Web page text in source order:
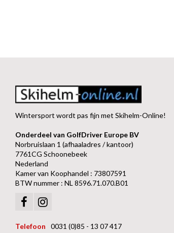
Wintersport wordt pas fijn met Skihelm-Online!
Onderdeel van GolfDriver Europe BV
Norbruislaan 1 (afhaaladres / kantoor)
7761CG Schoonebeek
Nederland
Kamer van Koophandel : 73807591
BTW nummer : NL 8596.71.070.B01
Telefoon
0031 (0)85 - 13 07 417